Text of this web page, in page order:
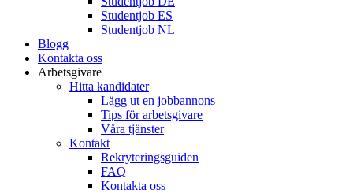
Studentjob ES
Studentjob NL
Blogg
Kontakta oss
Arbetsgivare
Hitta kandidater
Lägg ut en jobbannons
Tips för arbetsgivare
Våra tjänster
Kontakt
Rekryteringsguiden
FAQ
Kontakta oss